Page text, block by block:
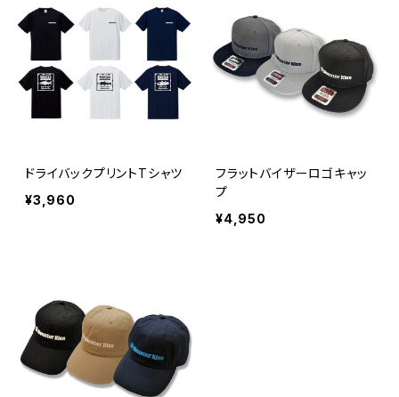
ドライバックプリントTシャツ
¥3,960
フラットバイザーロゴキャッ
プ
¥4,950